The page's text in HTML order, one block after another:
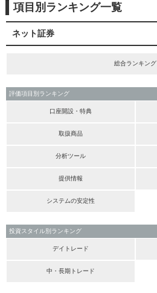
項目別ランキング一覧
ネット証券
総合ランキング
評価項目別ランキング
口座開設・特典
取扱商品
分析ツール
提供情報
システムの安定性
投資スタイル別ランキング
デイトレード
中・長期トレード